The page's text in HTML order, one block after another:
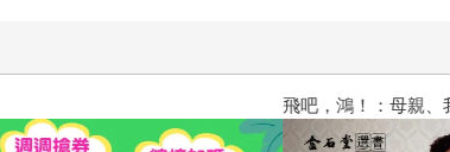
飛吧，鴻！：母親